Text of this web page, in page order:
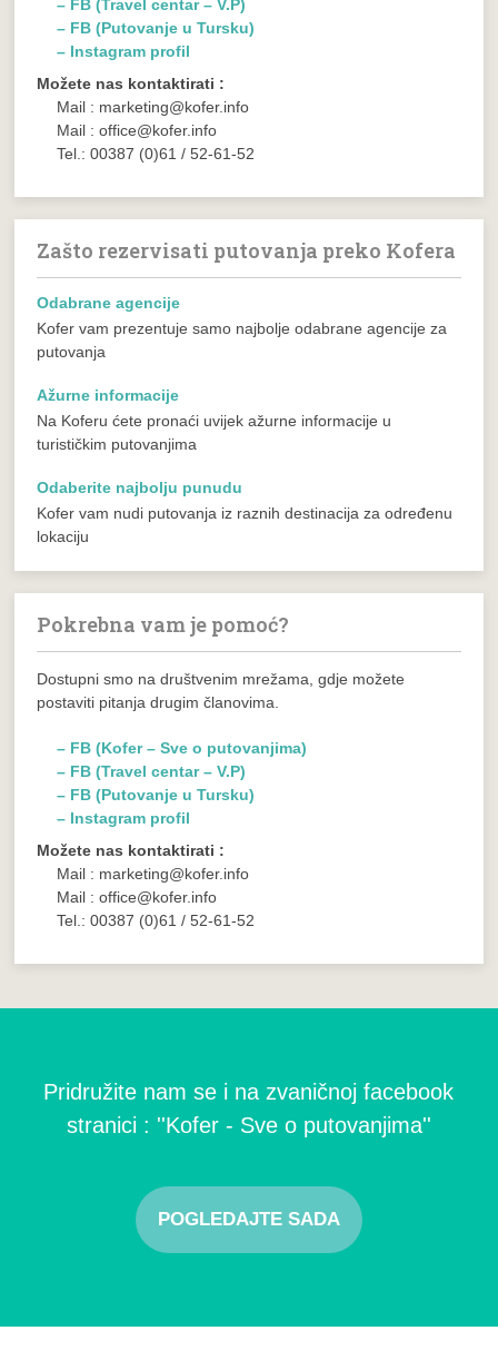
– FB (Travel centar – V.P)
– FB (Putovanje u Tursku)
– Instagram profil
Možete nas kontaktirati :
Mail : marketing@kofer.info
Mail : office@kofer.info
Tel.: 00387 (0)61 / 52-61-52
Zašto rezervisati putovanja preko Kofera
Odabrane agencije
Kofer vam prezentuje samo najbolje odabrane agencije za
putovanja
Ažurne informacije
Na Koferu ćete pronaći uvijek ažurne informacije u
turističkim putovanjima
Odaberite najbolju punudu
Kofer vam nudi putovanja iz raznih destinacija za određenu
lokaciju
Pokrebna vam je pomoć?
Dostupni smo na društvenim mrežama, gdje možete
postaviti pitanja drugim članovima.
– FB (Kofer – Sve o putovanjima)
– FB (Travel centar – V.P)
– FB (Putovanje u Tursku)
– Instagram profil
Možete nas kontaktirati :
Mail : marketing@kofer.info
Mail : office@kofer.info
Tel.: 00387 (0)61 / 52-61-52
Pridružite nam se i na zvaničnoj facebook
stranici : ''Kofer - Sve o putovanjima''
POGLEDAJTE SADA